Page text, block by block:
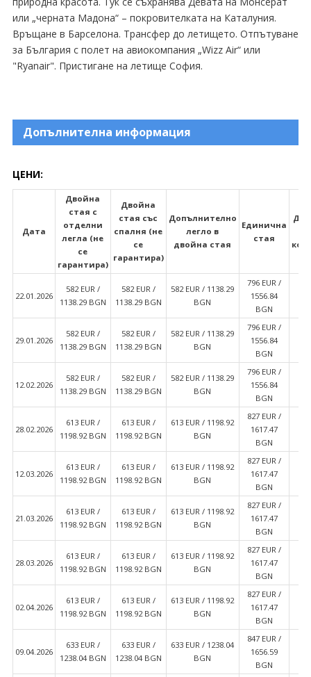
или „черната Мадона“ – покровителката на Каталуния.
Връщане в Барселона. Трансфер до летището. Отпътуване
за България с полет на авиокомпания „Wizz Air“ или
"Ryanair". Пристигане на летище София.
Допълнителна информация
ЦЕНИ:
Дата
Двойна
стая с
отделни
легла (не
се
гарантира)
Двойна
стая със
спалня (не
се
гарантира)
Допълнително
легло в
двойна стая
Единична
стая
22.01.2026
582 EUR /
1138.29 BGN
582 EUR /
1138.29 BGN
582 EUR / 1138.29
BGN
796 EUR /
1556.84
BGN
29.01.2026
582 EUR /
1138.29 BGN
582 EUR /
1138.29 BGN
582 EUR / 1138.29
BGN
796 EUR /
1556.84
BGN
12.02.2026
582 EUR /
1138.29 BGN
582 EUR /
1138.29 BGN
582 EUR / 1138.29
BGN
796 EUR /
1556.84
BGN
28.02.2026
613 EUR /
1198.92 BGN
613 EUR /
1198.92 BGN
613 EUR / 1198.92
BGN
827 EUR /
1617.47
BGN
12.03.2026
613 EUR /
1198.92 BGN
613 EUR /
1198.92 BGN
613 EUR / 1198.92
BGN
827 EUR /
1617.47
BGN
21.03.2026
613 EUR /
1198.92 BGN
613 EUR /
1198.92 BGN
613 EUR / 1198.92
BGN
827 EUR /
1617.47
BGN
28.03.2026
613 EUR /
1198.92 BGN
613 EUR /
1198.92 BGN
613 EUR / 1198.92
BGN
827 EUR /
1617.47
BGN
02.04.2026
613 EUR /
1198.92 BGN
613 EUR /
1198.92 BGN
613 EUR / 1198.92
BGN
827 EUR /
1617.47
BGN
09.04.2026
633 EUR /
1238.04 BGN
633 EUR /
1238.04 BGN
633 EUR / 1238.04
BGN
847 EUR /
1656.59
BGN